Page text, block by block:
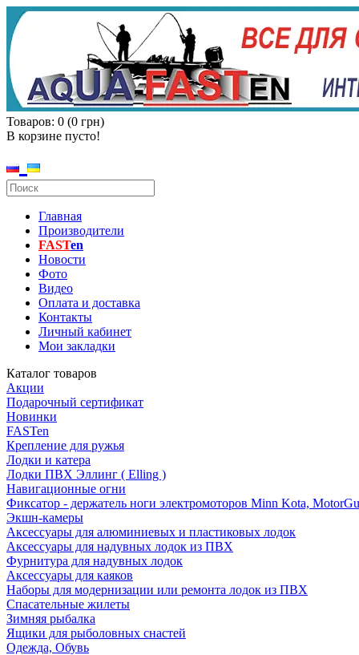
Товаров: 0 (0 грн)
В корзине пусто!
Главная
Производители
FASTen
Новости
Фото
Видео
Оплата и доставка
Контакты
Личный кабинет
Мои закладки
Каталог товаров
Акции
Подарочный сертификат
Новинки
FASTen
Крепление для ружья
Лодки и катера
Лодки ПВХ Эллинг ( Elling )
Навигационные огни
Фиксатор - держатель ноги электромоторов Minn Kota,
Экшн-камеры
Аксессуары для алюминиевых и пластиковых лодок
Аксессуары для надувных лодок из ПВХ
Фурнитура для надувных лодок
Аксессуары для каяков
Наборы для модернизации или ремонта лодок из ПВХ
Спасательные жилеты
Зимняя рыбалка
Ящики для рыболовных снастей
Одежда, Обувь